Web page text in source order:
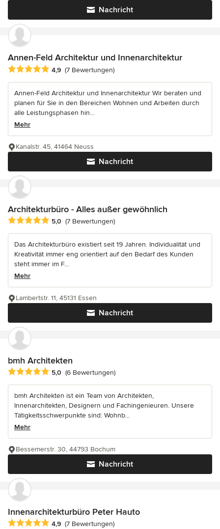
Nachricht
Annen-Feld Architektur und Innenarchitektur
Durchschnittliche Bewertung: 4.9 von 5 Sternen
4,9 (7 Bewertungen)
Annen-Feld Architektur und Innenarchitektur Wir beraten und
planen für Sie in den Bereichen Wohnen und Arbeiten durch
alle Leistungsphasen hin...
Mehr
Nachricht
Kanalstr. 45, 41464 Neuss
Architekturbüro - Alles außer gewöhnlich
Durchschnittliche Bewertung: 5 von 5 Sternen
5,0 (7 Bewertungen)
Das Architekturbüro existiert seit 19 Jahren. Individualität und
Kreativität immer eng orientiert auf den Bedarf des Kunden
steht immer im F...
Mehr
Nachricht
Lambertstr. 11, 45131 Essen
bmh Architekten
Durchschnittliche Bewertung: 5 von 5 Sternen
5,0 (6 Bewertungen)
bmh Architekten ist ein Team von Architekten,
Innenarchitekten, Designern und Fachingenieuren. Unsere
Tätigkeitsschwerpunkte sind: Wohnb...
Mehr
Nachricht
Bessemerstr. 30, 44793 Bochum
Innenarchitekturbüro Peter Hauto
Durchschnittliche Bewertung: 4.9 von 5 Sternen
4,9 (7 Bewertungen)